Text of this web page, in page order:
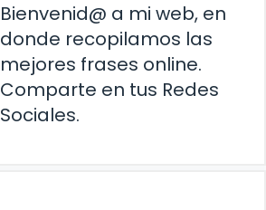
Bienvenid@ a mi web, en
donde recopilamos las
mejores frases online.
Comparte en tus Redes
Sociales.